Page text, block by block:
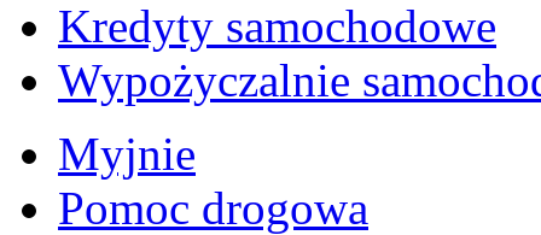
Kredyty samochodowe
Wypożyczalnie
Myjnie
Pomoc drogowa